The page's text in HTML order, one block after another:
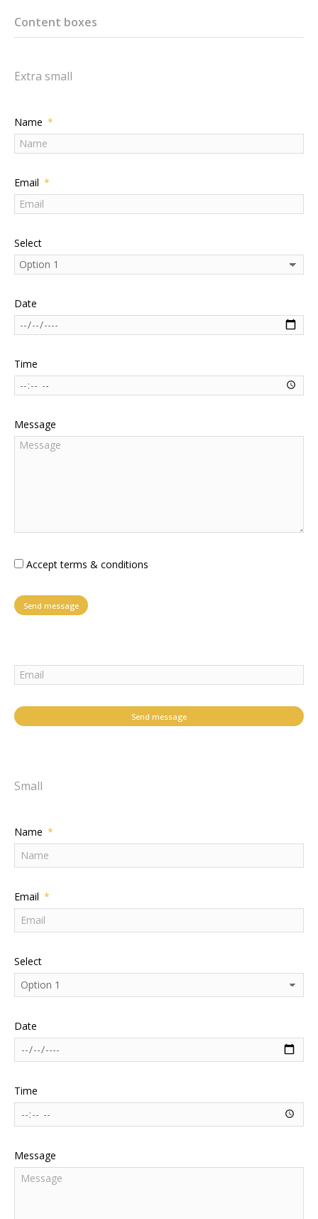
Content boxes
Extra small
Name
Email
Select
Date
Time
Message
Accept terms & conditions
Send message
Send message
Small
Name
Email
Select
Date
Time
Message